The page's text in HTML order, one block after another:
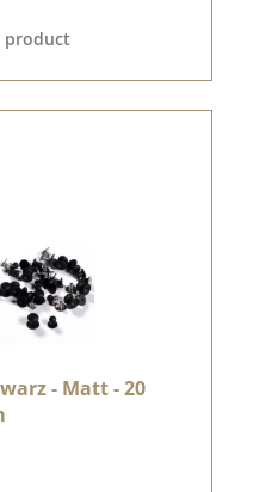
product
- Matt - 20